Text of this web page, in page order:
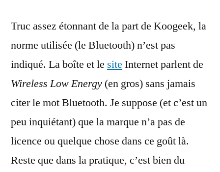
Truc assez étonnant de la part de Koogeek, la
norme utilisée (le Bluetooth) n’est pas
indiqué. La boîte et le site Internet parlent de
Wireless Low Energy (en gros) sans jamais
citer le mot Bluetooth. Je suppose (et c’est un
peu inquiétant) que la marque n’a pas de
licence ou quelque chose dans ce goût là.
Reste que dans la pratique, c’est bien du